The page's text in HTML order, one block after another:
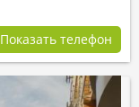
Показать телефон